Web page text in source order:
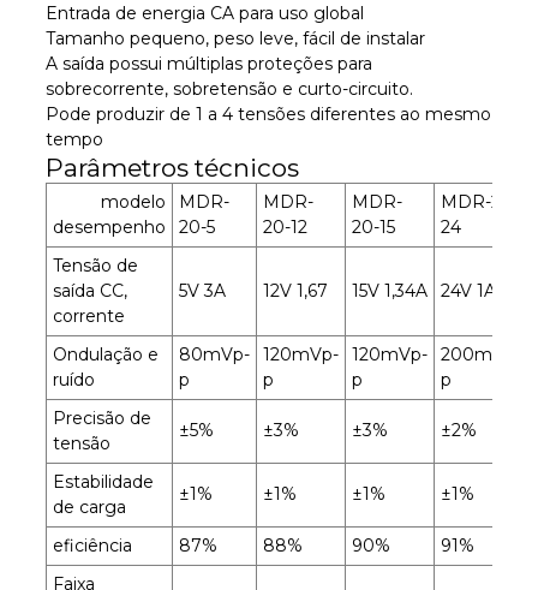
Entrada de energia CA para uso global
Tamanho pequeno, peso leve, fácil de instalar
A saída possui múltiplas proteções para
sobrecorrente, sobretensão e curto-circuito.
Pode produzir de 1 a 4 tensões diferentes ao mesmo
tempo
Parâmetros técnicos
modelo
desempenho
MDR-
20-5
MDR-
20-12
MDR-
20-15
MDR-20-
24
Tensão de
saída CC,
corrente
5V 3A 12V 1,67 15V 1,34A 24V 1A
Ondulação e
ruído
80mVp-
p
120mVp-
p
120mVp-
p
200mVp-
p
Precisão de
tensão
±5% ±3% ±3% ±2%
Estabilidade
de carga
±1% ±1% ±1% ±1%
eficiência 87% 88% 90%
91%
Faixa